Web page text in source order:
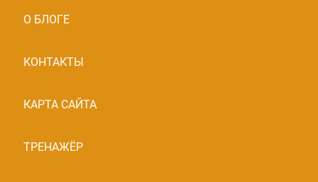
О БЛОГЕ
КОНТАКТЫ
КАРТА САЙТА
ТРЕНАЖЁР